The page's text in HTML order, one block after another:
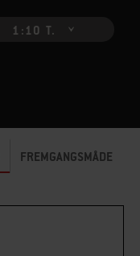
1:10 T.
FREMGANGSMÅDE